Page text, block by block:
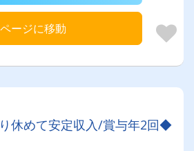
ージに移動
休めて安定収入/賞与年2回◆